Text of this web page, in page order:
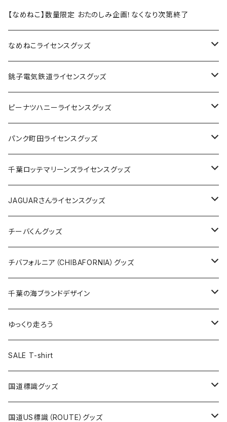
【なめねこ】数量限定 おたのしみ企画！なくなり次第終了
なめねこライセンスグッズ
Tシャツ
キャップ
ステッカー
缶バッジ
ホテルキーホルダー
銚子電気鉄道ライセンスグッズ
ステッカー
缶バッジ
アクリルキーホルダー
ホテルキーホルダー
クリアファイル
Tシャツ
キャップ
トートバッグ
ランチバッグ
エコバッグ
ピーナツハニーライセンスグッズ
Tシャツ
キャップ
バッグ
ステッカー
缶バッジ
キーホルダー
クリアファイル
パンク町田ライセンスグッズ
Tシャツ
キャップ
バッグ
ステッカー
缶バッジ
キーホルダー
クリアファイル
千葉ロッテマリーンズライセンスグッズ
ステッカー
ステッカー
ステッカー大
缶バッジ
缶バッジ32mm
缶バッジ54mm
エコバッグ
JAGUARさんコラボグッズ
Tシャツ
ステッカー
サコッシュ
ホテルキーホルダー
モーテルキーホルダー
トートバッグ
JAGUARさんライセンスグッズ
Tシャツ
ステッカー
缶バッジ
クリアファイル
マスク
エコバッグ
千葉ロッテマリーンズコラボ
チーバくんグッズ
Tシャツ
キャップ
エコバッグ
ステッカー
モーテルキーホルダー
ホテルキーホルダー
チバフォルニア（CHIBAFORNIA）グッズ
Tシャツ
キャップ
ステッカー
ホテルキーホルダー
千葉の海ブランドデザイン
Tシャツ
キャップ
ステッカー
ゆっくり走ろう
Tシャツ
ステッカー
ホテルキーホルダー
SALE T-shirt
国道標識グッズ
ステッカー
国道US標識（ROUTE）グッズ